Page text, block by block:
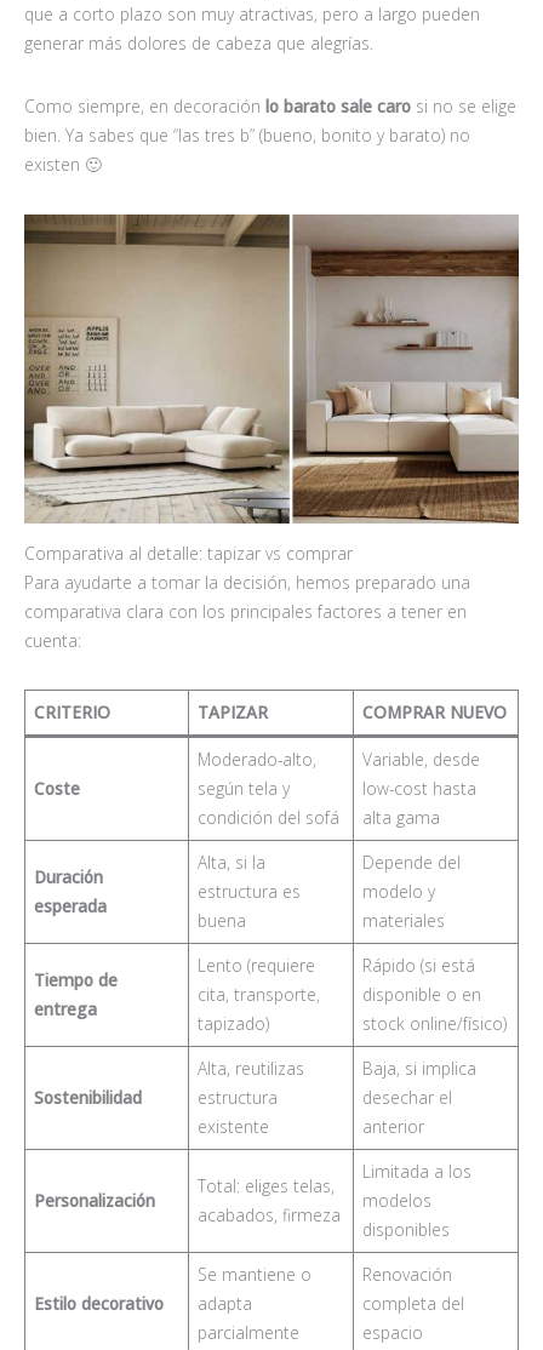
que a corto plazo son muy atractivas, pero a largo pueden
generar más dolores de cabeza que alegrías.
Como siempre, en decoración lo barato sale caro si no se elige
bien. Ya sabes que “las tres b” (bueno, bonito y barato) no
existen 🙂
Comparativa al detalle: tapizar vs comprar
Para ayudarte a tomar la decisión, hemos preparado una
comparativa clara con los principales factores a tener en
cuenta:
CRITERIO TAPIZAR COMPRAR NUEVO
Coste
Moderado-alto,
según tela y
condición del sofá
Variable, desde
low-cost hasta
alta gama
Duración
esperada
Alta, si la
estructura es
buena
Depende del
modelo y
materiales
Tiempo de
entrega
Lento (requiere
cita, transporte,
tapizado)
Rápido (si está
disponible o en
stock online/físico)
Sostenibilidad
Alta, reutilizas
estructura
existente
Baja, si implica
desechar el
anterior
Personalización
Total: eliges telas,
acabados, firmeza
Limitada a los
modelos
disponibles
Estilo decorativo
Se mantiene o
adapta
parcialmente
Renovación
completa del
espacio